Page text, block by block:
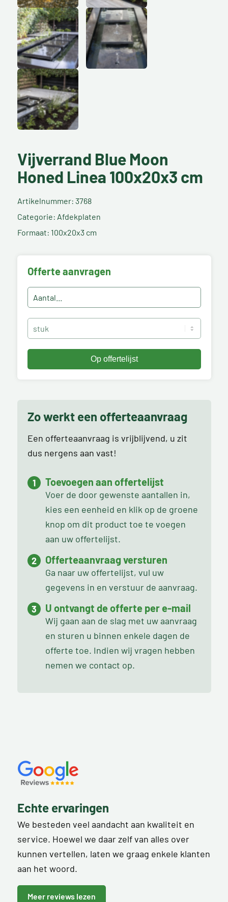
Vijverrand Blue Moon
Honed Linea 100x20x3 cm
Artikelnummer: 3768
Categorie: Afdekplaten
Formaat: 100x20x3 cm
Offerte aanvragen
Zo werkt een offerteaanvraag
Een offerteaanvraag is vrijblijvend, u zit
dus nergens aan vast!
Toevoegen aan offertelijst
Voer de door gewenste aantallen in,
kies een eenheid en klik op de groene
knop om dit product toe te voegen
aan uw offertelijst.
Offerteaanvraag versturen
Ga naar uw offertelijst, vul uw
gegevens in en verstuur de aanvraag.
U ontvangt de offerte per e-mail
Wij gaan aan de slag met uw aanvraag
en sturen u binnen enkele dagen de
offerte toe. Indien wij vragen hebben
nemen we contact op.
Echte ervaringen
We besteden veel aandacht aan kwaliteit en
service. Hoewel we daar zelf van alles over
kunnen vertellen, laten we graag enkele klanten
aan het woord.
Meer reviews lezen